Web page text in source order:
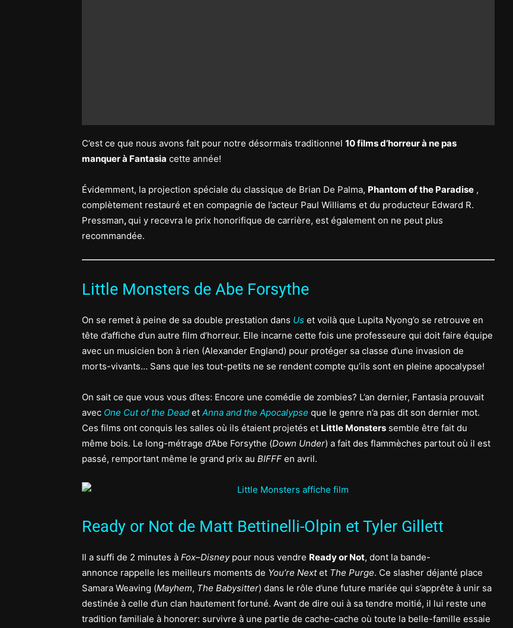
C’est ce que nous avons fait pour notre désormais traditionnel 10 films d’horreur à ne pas
manquer à Fantasia cette année!
Évidemment, la projection spéciale du classique de Brian De Palma, Phantom of the Paradise ,
complètement restauré et en compagnie de l’acteur Paul Williams et du producteur Edward R.
Pressman,qui y recevra le prix honorifique de carrière, est également on ne peut plus
recommandée.
Little Monsters de Abe Forsythe
On se remet à peine de sa double prestation dans Us et voilà que Lupita Nyong’o se retrouve en
tête d’affiche d’un autre film d’horreur. Elle incarne cette fois une professeure qui doit faire équipe
avec un musicien bon à rien (Alexander England) pour protéger sa classe d’une invasion de
morts-vivants… Sans que les tout-petits ne se rendent compte qu’ils sont en pleine apocalypse!
On sait ce que vous vous dîtes: Encore une comédie de zombies? L’an dernier, Fantasia prouvait
avec One Cut of the Dead et Anna and the Apocalypse que le genre n’a pas dit son dernier mot.
Ces films ont conquis les salles où ils étaient projetés et Little Monsters semble être fait du
même bois. Le long-métrage d’Abe Forsythe (Down Under) a fait des flammèches partout où il est
passé, remportant même le grand prix au BIFFF en avril.
Ready or Not de Matt Bettinelli-Olpin et Tyler Gillett
Il a suffi de 2 minutes à Fox–Disneypour nous vendre Ready or Not, dont la bande-
annonce rappelle les meilleurs moments de You’re Nextet The Purge. Ce slasher déjanté place
Samara Weaving (Mayhem, The Babysitter) dans le rôle d’une future mariée qui s’apprête à unir sa
destinée à celle d’un clan hautement fortuné. Avant de dire oui à sa tendre moitié, il lui reste une
tradition familiale à honorer: survivre à une partie de cache-cache où toute la belle-famille essaie